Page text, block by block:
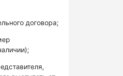
договора;